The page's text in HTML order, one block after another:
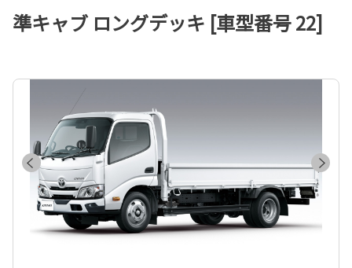
準キャブ ロングデッキ [車型番号 22]